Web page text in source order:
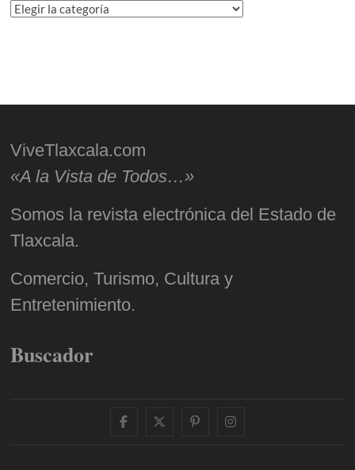
Categorías
ViveTlaxcala.com
«A la Vista de Todos…»
Somos la revista electrónica del Estado de
Tlaxcala.
Comercio, Turismo, Cultura y
Entretenimiento.
Buscador
facebooktwitter
pinterestinstagram